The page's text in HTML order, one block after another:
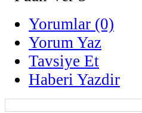
Yorumlar (0)
Yorum Yaz
Tavsiye Et
Haberi Yazdir